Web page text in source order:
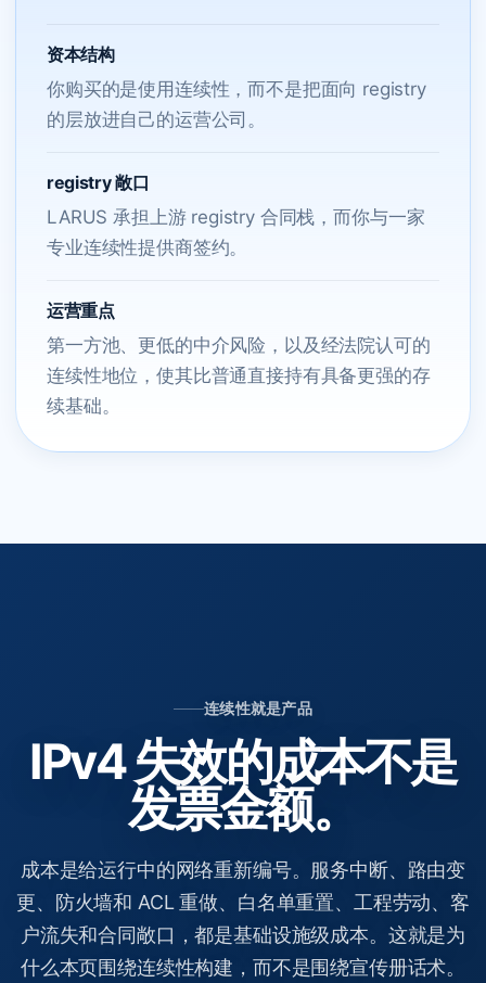
资本结构
你购买的是使用连续性，而不是把面向 registry
的层放进自己的运营公司。
registry 敞口
LARUS 承担上游 registry 合同栈，而你与一家
专业连续性提供商签约。
运营重点
第一方池、更低的中介风险，以及经法院认可的
连续性地位，使其比普通直接持有具备更强的存
续基础。
连续性就是产品
IPv4 失效的成本不是
发票金额。
成本是给运行中的网络重新编号。服务中断、路由变
更、防火墙和 ACL 重做、白名单重置、工程劳动、客
户流失和合同敞口，都是基础设施级成本。这就是为
什么本页围绕连续性构建，而不是围绕宣传册话术。